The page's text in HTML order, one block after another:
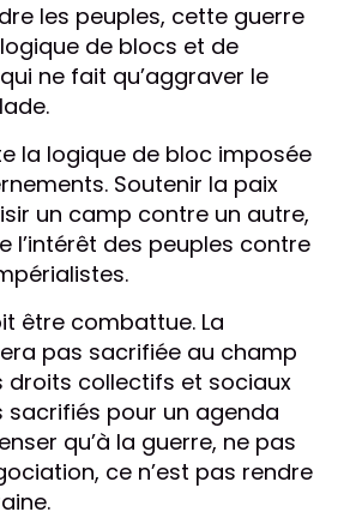
les peuples, cette guerre
de blocs et de
ne fait qu’aggraver le
la logique de bloc imposée
Soutenir la paix
un camp contre un autre,
l’intérêt des peuples contre
être combattue. La
pas sacrifiée au champ
droits collectifs et sociaux
sacrifiés pour un agenda
qu’à la guerre, ne pas
ce n’est pas rendre